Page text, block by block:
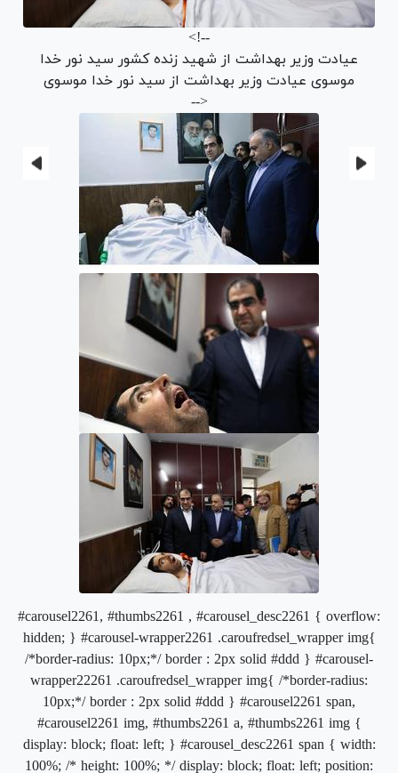
<!--
عیادت وزیر بهداشت از شهید زنده کشور سید نور خدا
موسوی عیادت وزیر بهداشت از سید نور خدا موسوی
-->
#carousel2261, #thumbs2261 , #carousel_desc2261 { overflow:
hidden; } #carousel-wrapper2261 .caroufredsel_wrapper img{
/*border-radius: 10px;*/ border : 2px solid #ddd } #carousel-
wrapper22261 .caroufredsel_wrapper img{ /*border-radius:
10px;*/ border : 2px solid #ddd } #carousel2261 span,
#carousel2261 img, #thumbs2261 a, #thumbs2261 img {
display: block; float: left; } #carousel_desc2261 span { width:
100%; /* height: 100%; */ display: block; float: left; position: